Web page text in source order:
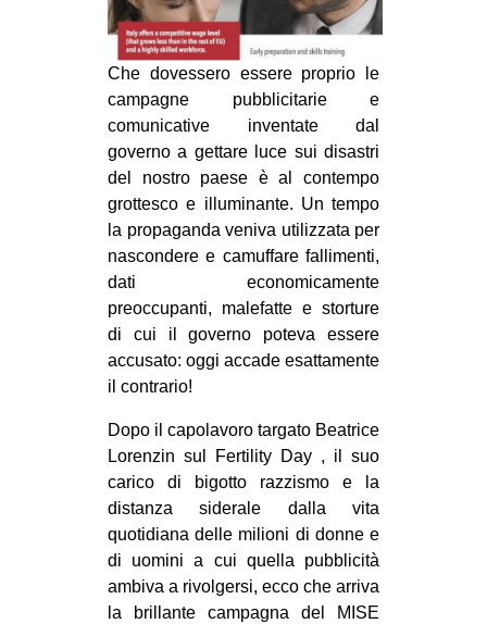
SPORT POPOLARE
MOVIMENTI
AMBIENTE
ANTIFASCISMO
DIRITTO ALL’ABITARE
GENERI
MIGRAZIONI
PRECARIATO
REPRESSIONE
STUDENTI
ARTE
CINEMA
MUSICA
RECENSIONI
Che dovessero essere proprio le
campagne pubblicitarie e
comunicative inventate dal
governo a gettare luce sui disastri
del nostro paese è al contempo
grottesco e illuminante. Un tempo
la propaganda veniva utilizzata per
nascondere e camuffare fallimenti,
dati economicamente
preoccupanti, malefatte e storture
di cui il governo poteva essere
accusato: oggi accade esattamente
il contrario!
Dopo il capolavoro targato Beatrice
Lorenzin sul Fertility Day , il suo
carico di bigotto razzismo e la
distanza siderale dalla vita
quotidiana delle milioni di donne e
di uomini a cui quella pubblicità
ambiva a rivolgersi, ecco che arriva
la brillante campagna del MISE